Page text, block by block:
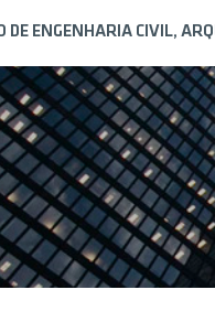
DE ENGENHARIA CIVIL,